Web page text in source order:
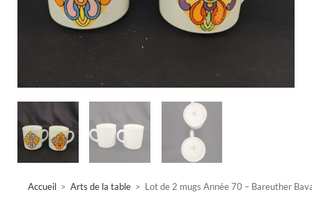
Accueil > Arts de la table > Lot de 2 mugs Année 70 – Bareuther